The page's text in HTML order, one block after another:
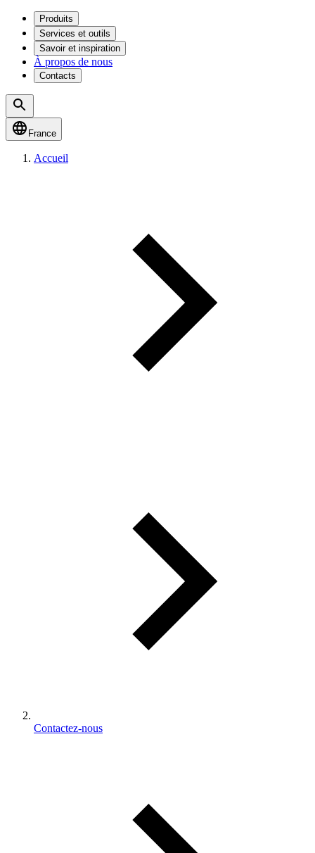
Produits
Services et outils
Savoir et inspiration
À propos de nous
Contacts
France
Accueil
Contactez-nous